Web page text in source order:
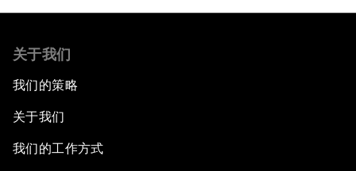
关于我们
我们的策略
关于我们
我们的工作方式